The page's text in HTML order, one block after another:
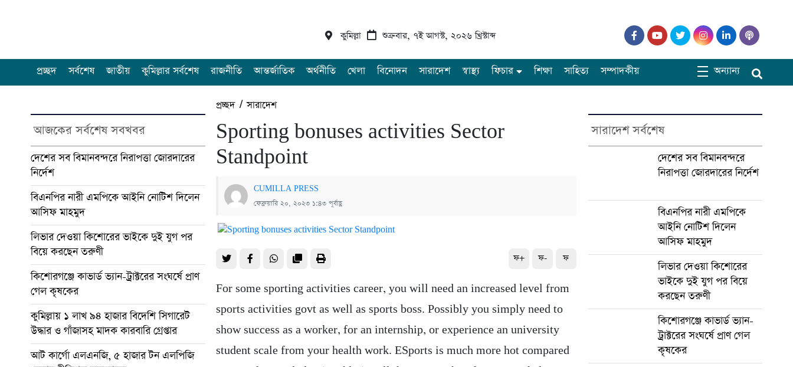
কুমিল্লা শুক্রবার, ৭ই আগস্ট, ২০২৬ খ্রিস্টাব্দ
প্রচ্ছদ সর্বশেষ জাতীয় কুমিল্লার সর্বশেষ রাজনীতি আন্তর্জাতিক অর্থনীতি খেলা বিনোদন সারাদেশ স্বাস্থ্য ফিচার শিক্ষা সাহিত্য সম্পাদকীয় অন্যান্য
আজকের সর্বশেষ সবখবর
দেশের সব বিমানবন্দরে নিরাপত্তা জোরদারের
নির্দেশ
বিএনপির নারী এমপিকে আইনি নোটিশ দিলেন
আসিফ মাহমুদ
লিভার দেওয়া কিশোরের ভাইকে দুই যুগ পর
বিয়ে করছেন তরুণী
কিশোরগঞ্জে কাভার্ড ভ্যান-ট্রাক্টরের সংঘর্ষে প্রাণ
গেল কৃষকের
কুমিল্লায় ১ লাখ ৯৪ হাজার বিদেশি সিগারেট
উদ্ধার ও গাঁজাসহ মাদক কারবারি গ্রেপ্তার
আট কার্গো এলএনজি, ৫ হাজার টন এলপিজি
প্রচ্ছদ/সারাদেশ
Sporting bonuses activities Sector
Standpoint
CUMILLA PRESS
ফেব্রুয়ারি ২০, ২০২৩ ১:৪৩ পূর্বাহ্ণ
ফ+ ফ- ফ
For some sporting activities career, you will need an increased level from
sports activities govt as well as sports boss. Possibly you simply need to
show success as a worker, for an internship, or experience an university
student scale from your health work. ESports is much more hot compared
সারাদেশ সর্বশেষ
দেশের সব বিমানবন্দরে
নিরাপত্তা জোরদারের নির্দেশ
বিএনপির নারী এমপিকে
আইনি নোটিশ দিলেন
আসিফ মাহমুদ
লিভার দেওয়া কিশোরের
ভাইকে দুই যুগ পর বিয়ে
করছেন তরুণী
কিশোরগঞ্জে কাভার্ড ভ্যান-
ট্রাক্টরের সংঘর্ষে প্রাণ গেল
কৃষকের